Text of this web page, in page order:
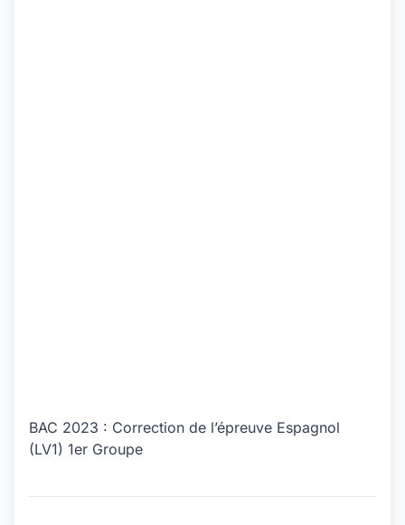
BAC 2023 : Correction de l’épreuve Espagnol
(LV1) 1er Groupe